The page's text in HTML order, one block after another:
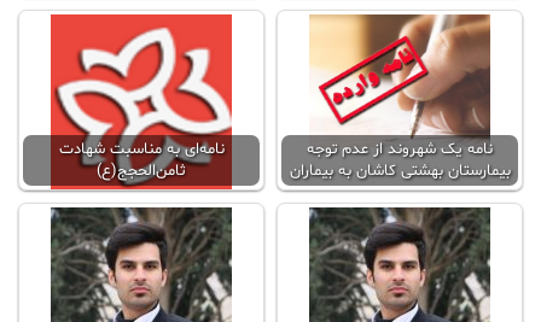
نامه یک شهروند از عدم توجه
بیمارستان بهشتی کاشان به بیماران
نامه‌ای به مناسبت شهادت
ثامن‌الحجج(ع)